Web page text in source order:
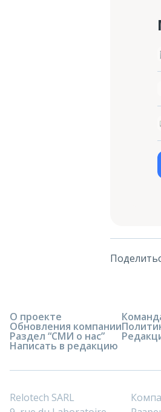
О проекте
Обновления компании
Раздел “СМИ о нас”
Написать в редакцию
Relotech SARL